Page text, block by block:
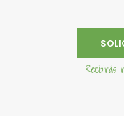
Recibirás